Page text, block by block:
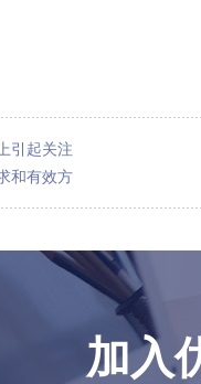
引起关注
和有效方
加入